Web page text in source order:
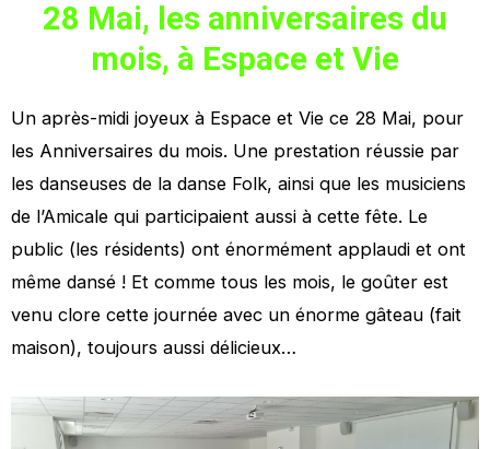
28 Mai, les anniversaires du
mois, à Espace et Vie
Un après-midi joyeux à Espace et Vie ce 28 Mai, pour
les Anniversaires du mois. Une prestation réussie par
les danseuses de la danse Folk, ainsi que les musiciens
de l’Amicale qui participaient aussi à cette fête. Le
public (les résidents) ont énormément applaudi et ont
même dansé ! Et comme tous les mois, le goûter est
venu clore cette journée avec un énorme gâteau (fait
maison), toujours aussi délicieux…